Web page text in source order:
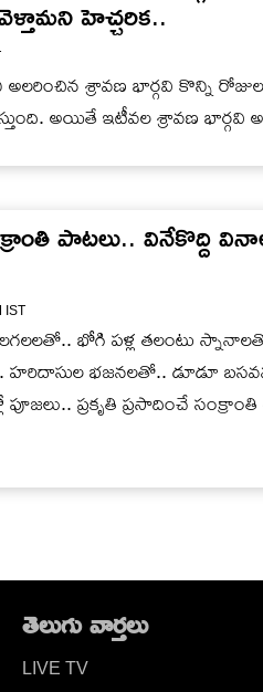
హెచ్చరిక..
అలరించిన శ్రావణ భార్గవి కొన్ని
అయితే ఇటీవల శ్రావణ భార్గవి
పాటలు.. వినేకొద్ది
IST
భోగి పళ్ల తలంటు
భజనలతో.. డూడూ
ప్రకృతి ప్రసాదించే
తెలుగు వార్తలు
LIVE TV